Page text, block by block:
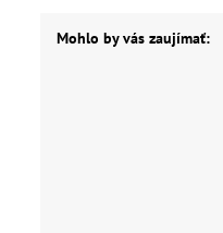
Mohlo by vás zaujímať: